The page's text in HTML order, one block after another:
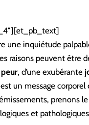
une inquiétude
raisons peuvent être
peur, d’une exubérante
un message corporel
prenons le
et